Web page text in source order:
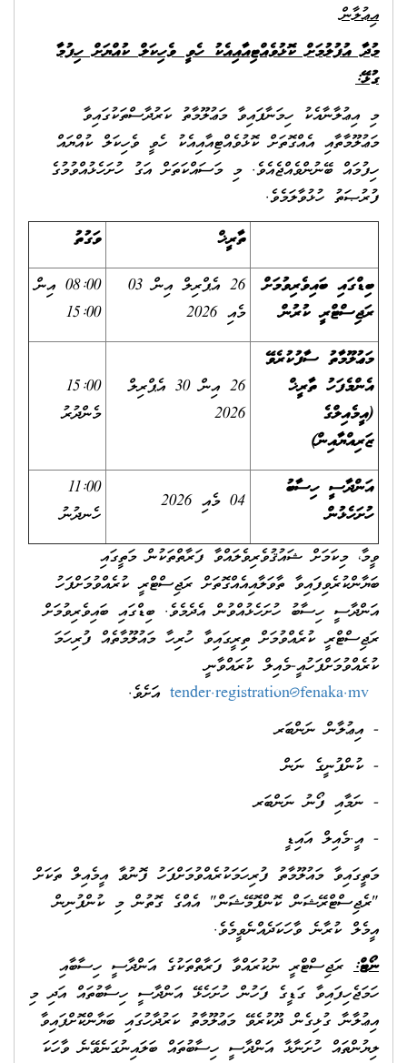
އިޢުލާން
މުދާ އުފުލުމަށް ކޮޅުވެއްޓިއާއިއެކު ހެވީ ވެހިކަލް ކުއްޔަށް ހިފުމާ
ގުޅޭ:
މި އިޢުލާނާއެކު ހިމަނާފައިވާ މަޢުލޫމާތު ކަރުދާސްތަކުގައިވާ
މަޢުލޫމާތާއި އެއްގޮތަށް ކޮޅުވެއްޓިއާއިއެކު ހެވީ ވެހިކަލް ކުއްޔައް
ހިފުމައް ބޭނުންވެއްޖެއެވެ. މި މަސައްކަތަށް އަގު ހުށަހެޅުއްވުމުގެ
ފުރުޞަތު ހުޅުވާލަމެވެ.
ތާރީޚް
ވަގުތު
ބިޑްގައި ބައިވެރިވުމަށް
ރަޖިސްޓްރީ ކުރުން
26 އެޕްރިލް އިން 03
މެއި 2026
08:00 އިން
15:00
މަޢުލޫމާތު ސާފުކުރެވޭ
އެންމެފަހު ތާރީޚް
(އީމެއިލްގެ
ޒަރިއްޔާއިން)
26 އިން 30 އެޕްރިލް
2026
15:00
މެންދުރު
އަންދާސީ ހިސާބު
ހުށަހެޅުން
04 މެއި 2026
11:00
ހެނދުނު
ވީމާ، މިކަމަށް ޝައުޤުވެރިވެލައްވާ ފަރާތްތަކުން މަތީގައި
ބަޔާންކުރެވިފައިވާ ތާވަލާއިއެއްގޮތަށް ރަޖިސްޓްރީ ކުރެއްވުމަށްފަހު
އަންދާސީ ހިސާބު ހުށަހެޅުއްވުން އެދެމެވެ. ބިޑްގައި ބައިވެރިވުމަށް
ރަޖިސްޓްރީ ކުރެއްވުމަށް ތިރީގައިވާ ހުރިހާ މައުލޫމާތެއް ފުރިހަމަ
ކުރެއްވުމަށްފަހުއީ-މެއިލް ކުރައްވާނީ
tender.registration@fenaka.mv އަށެވެ.
- އިޢުލާން ނަންބަރ
- ކުންފުނީގެ ނަން
- ނަމާއި ފޯނު ނަންބަރ
- އީ.މެއިލް އައިޑީ
މަތީގައިވާ މައުލޫމާތު ފުރިހަމަކުރެއްވުމަށްފަހު ފޮނުވާ އީމެއިލް ތަކަށް
"ރެޖިސްޓްރޭޝަން ކޮންފޮމޭޝަން" އެއްގެ ގޮތުން މި ކުންފުނިން
އީމެލް ކުރާނެ ވާހަކަދެއްނެވީމެވެ.
ނޯޓް: ރަޖިސްޓްރީ ނުކުރައްވާ ފަރާތްތަކުގެ އަންދާސީ ހިސާބާއި
ހަމަޖެހިފައިވާ ގަޑީގެ ފަހުން ހުށަހެޅޭ އަންދާސީ ހިސާބުތައް އަދި މި
އިޢުލާނާ ގުޅިގެން ދޫކުރެވޭ މަޢުލޫމާތު ކަރުދާހުގައި ބަޔާންކޮށްފައިވާ
ލިޔުންތައް ހުށަނާޅާ އަންދާސީ ހިސާބުތައް ބަލައިނުގަނެވޭނެ ވާހަކަ